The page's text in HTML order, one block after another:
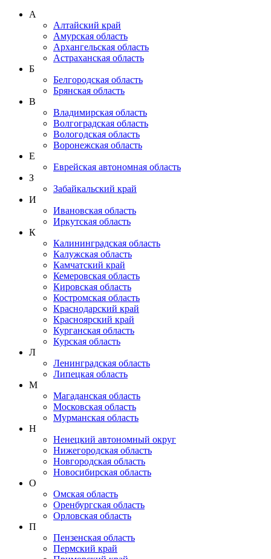
А
Алтайский край
Амурская область
Архангельская область
Астраханская область
Б
Белгородская область
Брянская область
В
Владимирская область
Волгоградская область
Вологодская область
Воронежская область
Е
Еврейская автономная область
З
Забайкальский край
И
Ивановская область
Иркутская область
К
Калининградская область
Калужская область
Камчатский край
Кемеровская область
Кировская область
Костромская область
Краснодарский край
Красноярский край
Курганская область
Курская область
Л
Ленинградская область
Липецкая область
М
Магаданская область
Московская область
Мурманская область
Н
Ненецкий автономный округ
Нижегородская область
Новгородская область
Новосибирская область
О
Омская область
Оренбургская область
Орловская область
П
Пензенская область
Пермский край